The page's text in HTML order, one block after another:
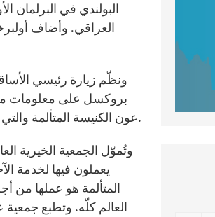
البولندي في البرلمان
العراقي. وأضاف
ونظّم زيارة رئيسي
بروكسل على معلومات
عون الكنيسة المتألمة والتي تهدف إلى زيادة وعي صانعي القرار السياسي حول وضع المسيحيين المضطهدين في العالم كلّه.
وتُموّل الجمعية الخيرية
يعملون فيها لخدمة
العالم كلّه. وتطبع جمعية